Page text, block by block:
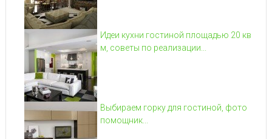
Идеи кухни гостиной площадью 20 кв
м, советы по реализации...
Выбираем горку для гостиной, фото
помощник...